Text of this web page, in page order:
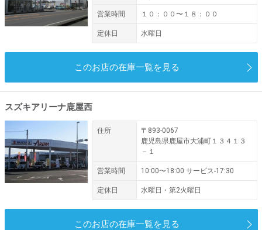
営業時間 １０：００〜１８：００
定休日 水曜日
このお店の在庫一覧を見る
スズキアリーナ鹿屋西
住所
〒893-0067
鹿児島県鹿屋市大浦町１３４１３
－１
営業時間 10:00〜18:00 サービス-17:30
定休日 水曜日・第2火曜日
このお店の在庫一覧を見る